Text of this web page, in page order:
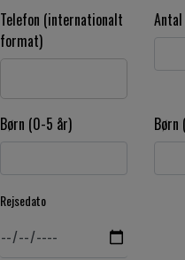
Telefon (internationalt
format)
Børn (0-5 år) Børn
Rejsedato